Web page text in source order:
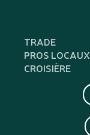
TRADE
PROS LOCAUX
CROISIÈRE